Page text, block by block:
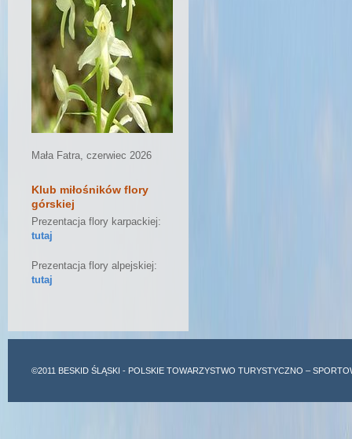
Mała Fatra, czerwiec 2026
Klub miłośników flory
górskiej
Prezentacja flory karpackiej:
tutaj
Prezentacja flory alpejskiej:
tutaj
©2011 BESKID ŚLĄSKI - POLSKIE TOWARZYSTWO TURYSTYCZNO –